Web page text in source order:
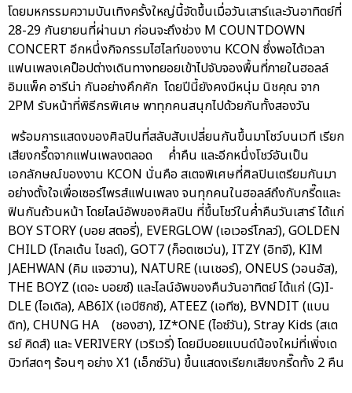
โดยมหกรรมความบันเทิงครั้งใหญ่นี้จัดขึ้นเมื่อวันเสาร์และวันอาทิตย์ที่
28-29 กันยายนที่ผ่านมา ก่อนจะถึงช่วง M COUNTDOWN
CONCERT อีกหนึ่งกิจกรรมไฮไลท์ของงาน KCON ซึ่งพอได้เวลา
แฟนเพลงเคป็อปต่างเดินทางทยอยเข้าไปจับจองพื้นที่ภายในฮอลล์
อิมแพ็ค อารีน่า กันอย่างคึกคัก โดยปีนี้ยังคงมีหนุ่ม นิชคุณ จาก
2PM รับหน้าที่พิธีกรพิเศษ พาทุกคนสนุกไปด้วยกันทั้งสองวัน
พร้อมการแสดงของศิลปินที่สลับสับเปลี่ยนกันขึ้นมาโชว์บนเวที เรียก
เสียงกรี๊ดจากแฟนเพลงตลอด ค่ำคืน และอีกหนึ่งโชว์อันเป็น
เอกลักษณ์ของงาน KCON นั่นคือ สเตจพิเศษที่ศิลปินเตรียมกันมา
อย่างตั้งใจเพื่อเซอร์ไพรส์แฟนเพลง จนทุกคนในฮอลล์ถึงกับกรี๊ดและ
ฟินกันถ้วนหน้า โดยไลน์อัพของศิลปิน ที่ขึ้นโชว์ในค่ำคืนวันเสาร์ ได้แก่
BOY STORY (บอย สตอรี่), EVERGLOW (เอเวอร์โกลว์), GOLDEN
CHILD (โกลเด้น ไชลด์), GOT7 (ก็อตเซเว่น), ITZY (อิทจี), KIM
JAEHWAN (คิม แจฮวาน), NATURE (เนเชอร์), ONEUS (วอนอัส),
THE BOYZ (เดอะ บอยซ์) และไลน์อัพของคืนวันอาทิตย์ ได้แก่ (G)I-
DLE (ไอเดิล), AB6IX (เอบีซิกซ์), ATEEZ (เอทีซ), BVNDIT (แบน
ดิท), CHUNG HA (ชองฮา), IZ*ONE (ไอซ์วัน), Stray Kids (สเต
รย์ คิดส์) และ VERIVERY (เวริเวรี่) โดยมีบอยแบนด์น้องใหม่ที่เพิ่งเด
บิวท์สดๆ ร้อนๆ อย่าง X1 (เอ็กซ์วัน) ขึ้นแสดงเรียกเสียงกรี๊ดทั้ง 2 คืน